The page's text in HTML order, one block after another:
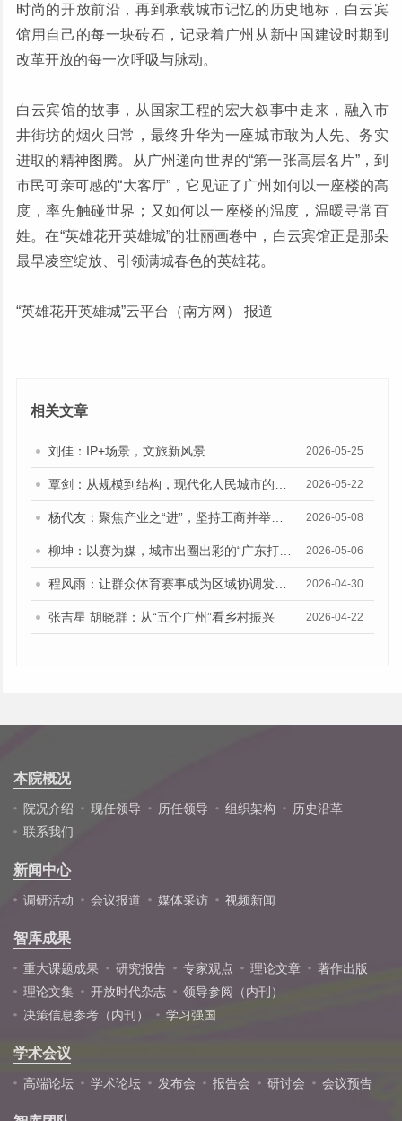
时尚的开放前沿，再到承载城市记忆的历史地标，白云宾
馆用自己的每一块砖石，记录着广州从新中国建设时期到
改革开放的每一次呼吸与脉动。
白云宾馆的故事，从国家工程的宏大叙事中走来，融入市
井街坊的烟火日常，最终升华为一座城市敢为人先、务实
进取的精神图腾。从广州递向世界的“第一张高层名片”，到
市民可亲可感的“大客厅”，它见证了广州如何以一座楼的高
度，率先触碰世界；又如何以一座楼的温度，温暖寻常百
姓。在“英雄花开英雄城”的壮丽画卷中，白云宾馆正是那朵
最早凌空绽放、引领满城春色的英雄花。
“英雄花开英雄城”云平台（南方网） 报道
相关文章
刘佳：IP+场景，文旅新风景 2026-05-25
2026-05-22
2026-05-08
2026-05-06
2026-04-30
张吉星 胡晓群：从“五个广州”看乡村振兴 2026-04-22
本院概况
院况介绍 现任领导 历任领导 组织架构
历史沿革
联系我们
新闻中心
调研活动 会议报道 媒体采访 视频新闻
智库成果
重大课题成果 研究报告 专家观点 理论文章
著作出版
理论文集
开放时代杂志
领导参阅（内刊）
决策信息参考（内刊）
学习强国
学术会议
高端论坛 学术论坛 发布会 报告会 研讨会 会议预告